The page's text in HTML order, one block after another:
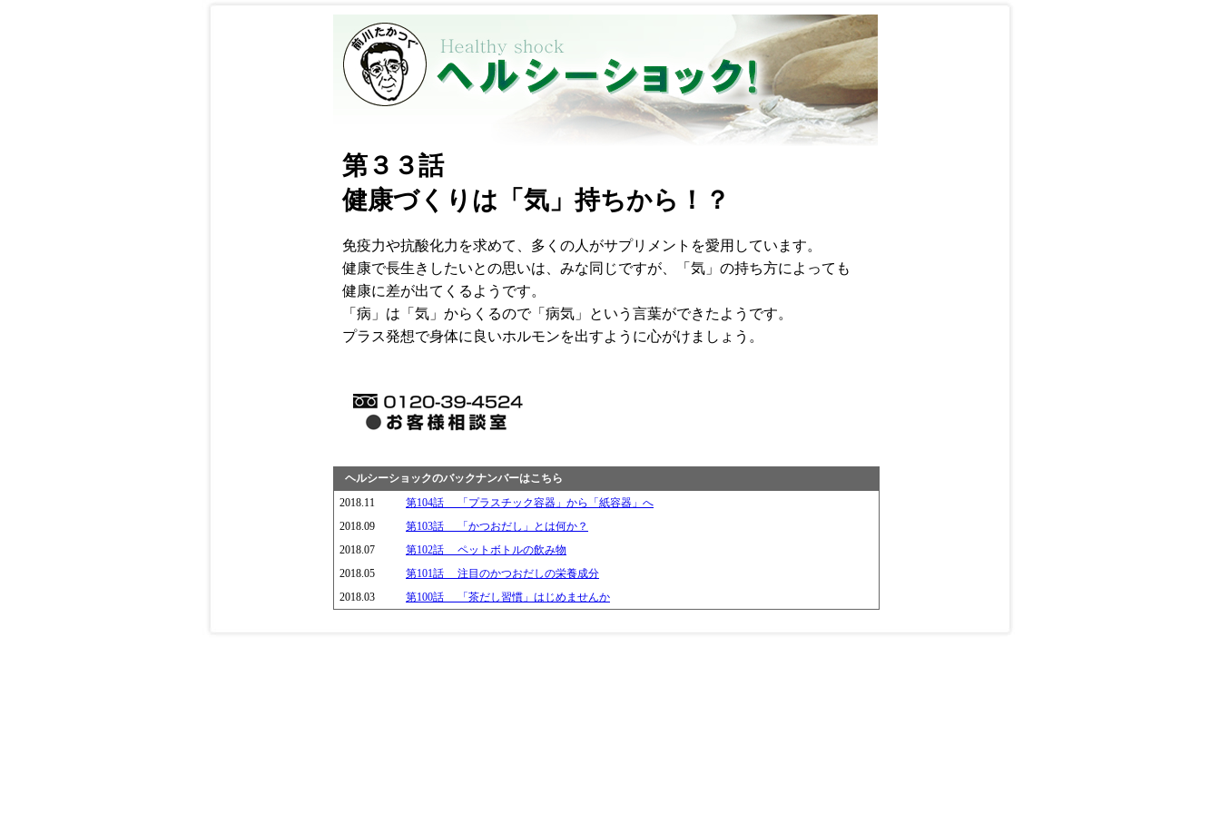
第３３話
健康づくりは「気」持ちから！？
免疫力や抗酸化力を求めて、多くの人がサプリメントを愛用しています。
健康で長生きしたいとの思いは、みな同じですが、「気」の持ち方によっても
健康に差が出てくるようです。
「病」は「気」からくるので「病気」という言葉ができたようです。
プラス発想で身体に良いホルモンを出すように心がけましょう。
ヘルシーショックのバックナンバーはこちら